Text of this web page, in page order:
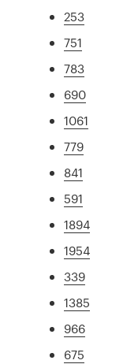
253
751
783
690
1061
779
841
591
1894
1954
339
1385
966
675